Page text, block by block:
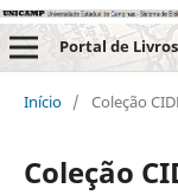
Portal de
Início / Coleção
Coleção